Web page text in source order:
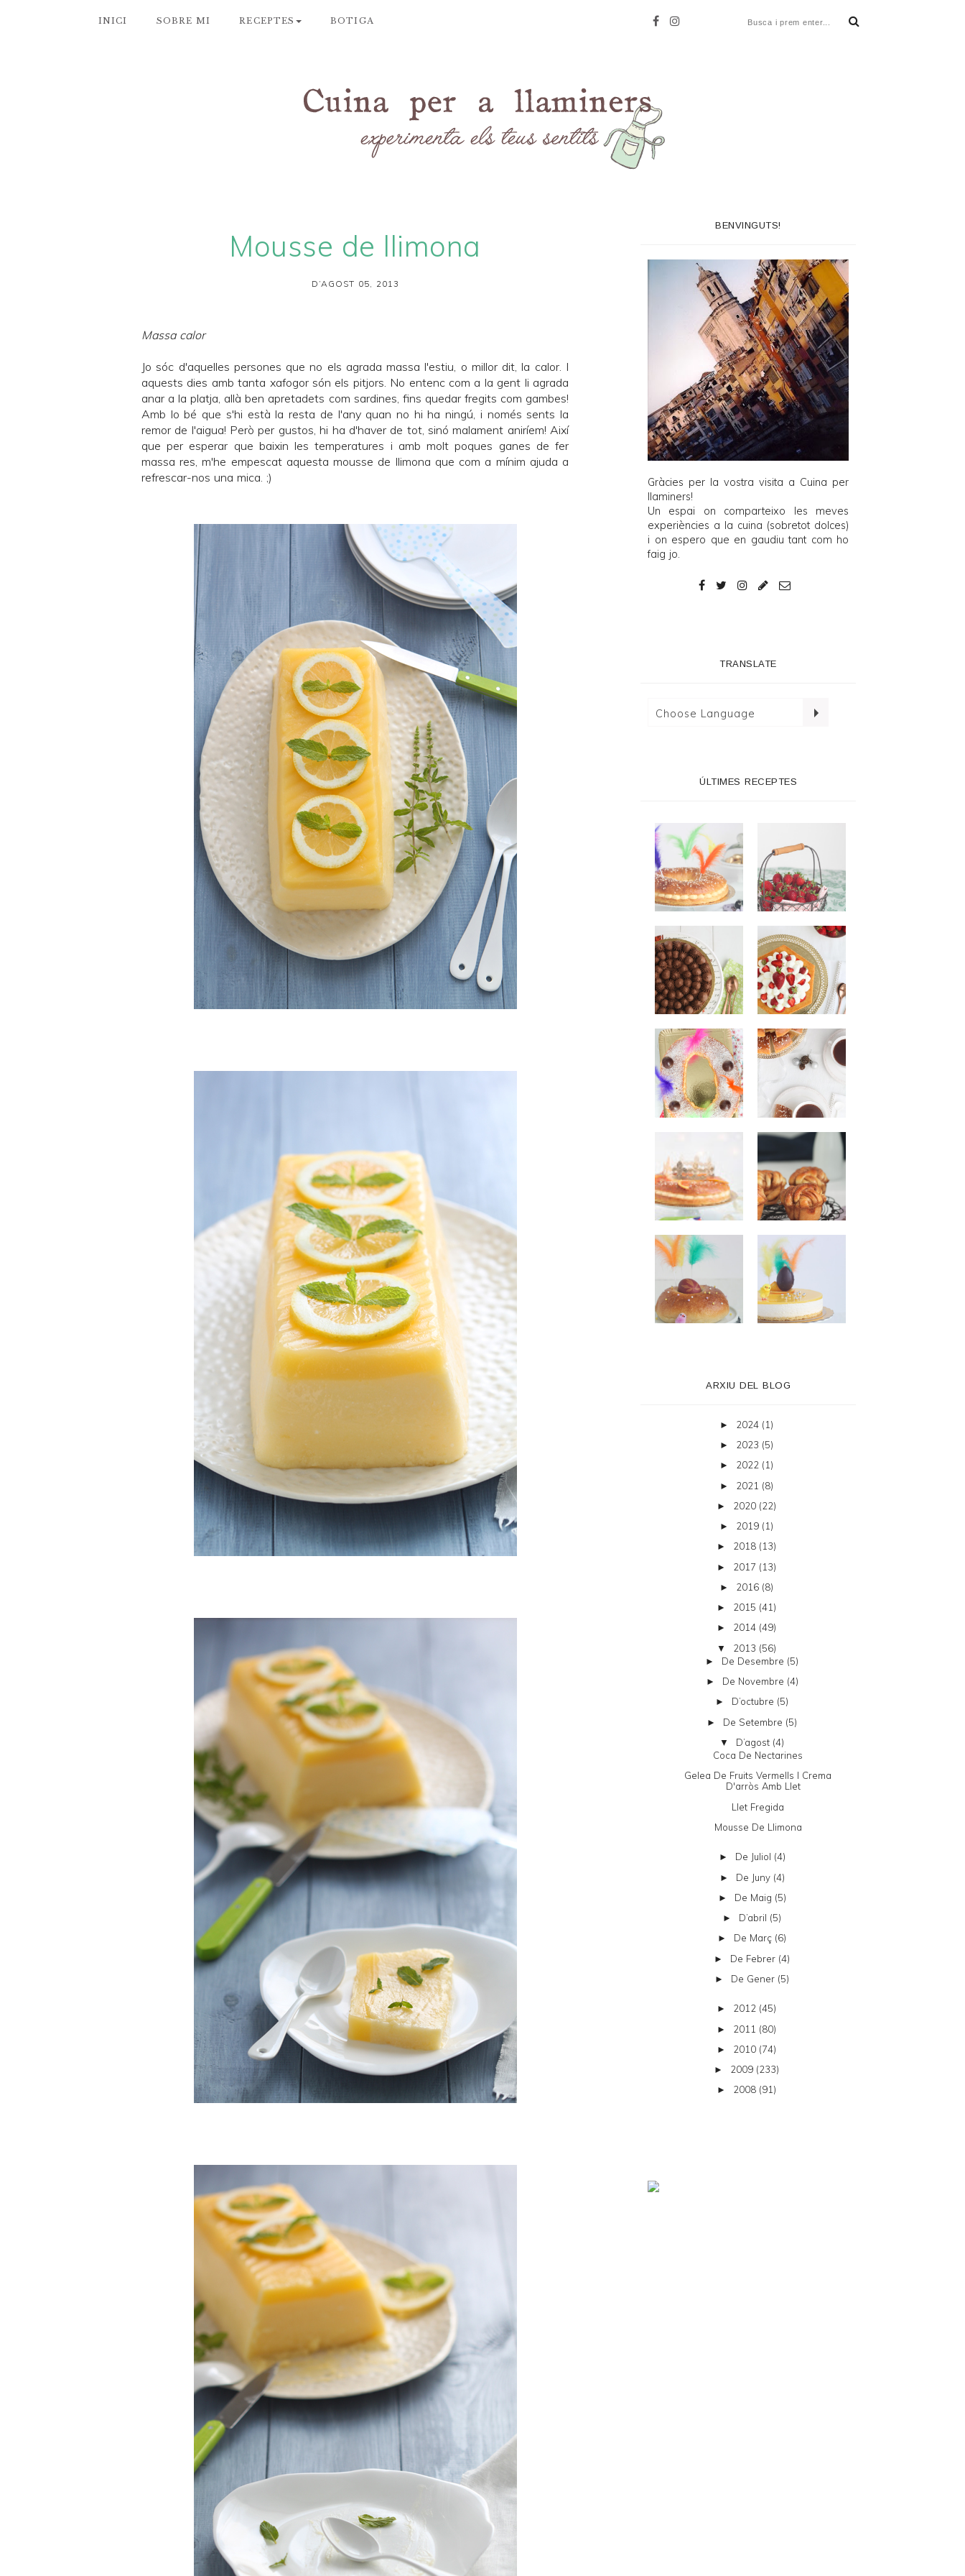
INICI SOBRE MI RECEPTES BOTIGA
Mousse de llimona
D’AGOST 05, 2013
Massa calor
Jo sóc d'aquelles persones que no els agrada massa l'estiu, o millor dit, la calor. I
aquests dies amb tanta xafogor són els pitjors. No entenc com a la gent li agrada
anar a la platja, allà ben apretadets com sardines, fins quedar fregits com gambes!
Amb lo bé que s'hi està la resta de l'any quan no hi ha ningú, i només sents la
remor de l'aigua! Però per gustos, hi ha d'haver de tot, sinó malament aniríem! Així
que per esperar que baixin les temperatures i amb molt poques ganes de fer
massa res, m'he empescat aquesta mousse de llimona que com a mínim ajuda a
refrescar-nos una mica. ;)
BENVINGUTS!
Gràcies per la vostra visita a Cuina per
llaminers!
Un espai on comparteixo les meves
experiències a la cuina (sobretot dolces)
i on espero que en gaudiu tant com ho
faig jo.
TRANSLATE
ÚLTIMES RECEPTES
ARXIU DEL BLOG
► 2024 (1)
► 2023 (5)
► 2022 (1)
► 2021 (8)
► 2020 (22)
► 2019 (1)
► 2018 (13)
► 2017 (13)
► 2016 (8)
► 2015 (41)
► 2014 (49)
▼ 2013 (56)
► De Desembre (5)
► De Novembre (4)
► D’octubre (5)
► De Setembre (5)
▼ D’agost (4)
Coca De Nectarines
Gelea De Fruits Vermells I Crema
D'arròs Amb Llet
Llet Fregida
Mousse De Llimona
► De Juliol (4)
► De Juny (4)
► De Maig (5)
► D’abril (5)
► De Març (6)
► De Febrer (4)
► De Gener (5)
► 2012 (45)
► 2011 (80)
► 2010 (74)
► 2009 (233)
► 2008 (91)